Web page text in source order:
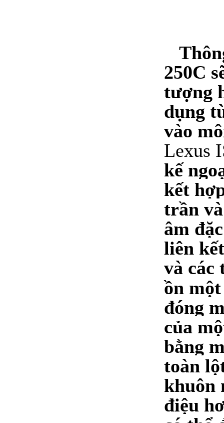
250C
tượng
dụng
vào
Lexus
kế
kết
trần
âm
liên
và các
ồn
đóng
của
bằng
toàn
khuôn
điệu